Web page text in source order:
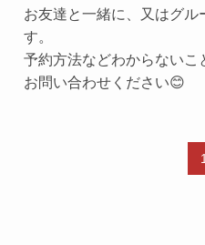
お友達と一緒に、又はグ
す。
予約方法などわからないこ
お問い合わせください😊
1